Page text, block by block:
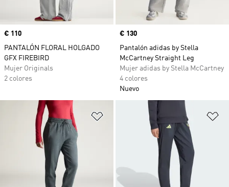
Precio
€ 110
PANTALÓN FLORAL HOLGADO
GFX FIREBIRD
Mujer Originals
2 colores
Precio
€ 130
Pantalón adidas by Stella
McCartney Straight Leg
Mujer adidas by Stella McCartney
4 colores
Nuevo
Añadir a la lista de deseos